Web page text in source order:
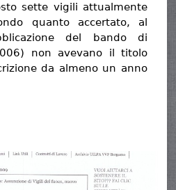
sette vigili attualmente
quanto accertato, al
del bando di
non avevano il titolo
da almeno un anno